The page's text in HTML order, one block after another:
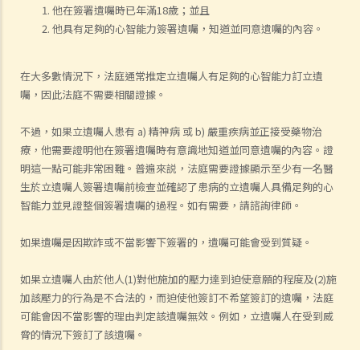
他在簽署遺囑時已年滿18歲；並且
他具有足夠的心智能力簽署遺囑，知道並同意遺囑的內容。
在大多數情況下，法庭通常推定立遺囑人有足夠的心智能力訂立遺
囑，因此法庭不需要相關證據。
不過，如果立遺囑人患有 a) 精神病 或 b) 嚴重疾病並正接受藥物治
療，他需要證明他在簽署遺囑時有意識地知道並同意遺囑的內容。證
明這一點可能非常困難。普遍來説，法庭需要證據顯示至少有一名醫
生於立遺囑人簽署遺囑前檢查並確認了患病的立遺囑人具備足夠的心
智能力並見證整個簽署遺囑的過程。如有需要，請諮詢律師。
如果遺囑是因欺詐或不當影響下簽署的，遺囑可能會受到質疑。
如果立遺囑人由於他人(1)對他施加的壓力達到迫使意願的程度及(2)施
加該壓力的行為是不合法的，而迫使他簽訂不希望簽訂的遺囑，法庭
可能會因不當影響的理由判定該遺囑無效。例如，立遺囑人在受到威
脅的情況下簽訂了該遺囑。